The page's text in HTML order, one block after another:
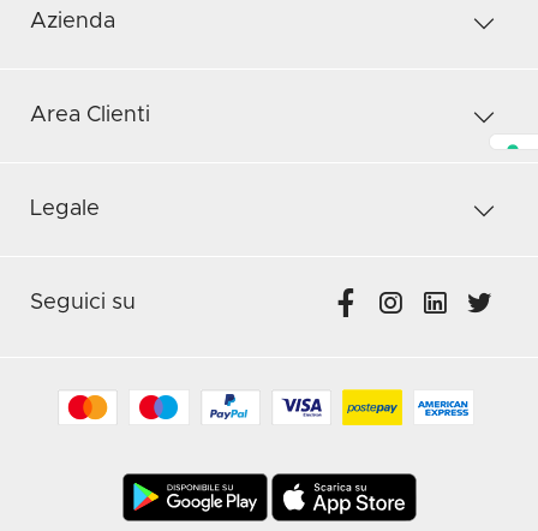
Azienda
Area Clienti
Legale
Seguici su